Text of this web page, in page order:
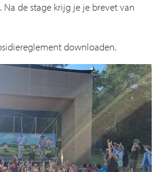
de stage krijg je je brevet van
downloaden.